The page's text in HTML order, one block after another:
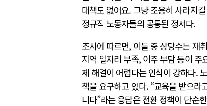
대책도 없어요. 그냥 조용히 사라지
정규직 노동자들의 공통된 정서다.
조사에 따르면, 이들 중 상당수는 재
지역 일자리 부족, 이주 부담 등이 주
제 해결이 어렵다는 인식이 강하다.
책을 요구하고 있다. “교육을 받으라
니다”라는 응답은 전환 정책이 단순